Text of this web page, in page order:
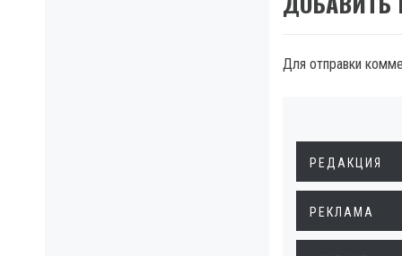
Для отправки
РЕДАКЦИЯ
РЕКЛАМА